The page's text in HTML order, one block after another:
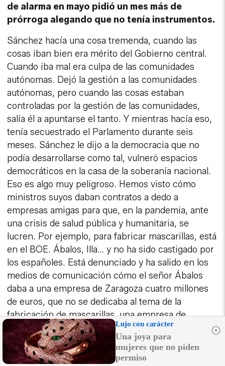
de alarma en mayo pidió un mes más de
prórroga alegando que no tenía instrumentos.
Sánchez hacía una cosa tremenda, cuando las
cosas iban bien era mérito del Gobierno central.
Cuando iba mal era culpa de las comunidades
autónomas. Dejó la gestión a las comunidades
autónomas, pero cuando las cosas estaban
controladas por la gestión de las comunidades,
salía él a apuntarse el tanto. Y mientras hacía eso,
tenía secuestrado el Parlamento durante seis
meses. Sánchez le dijo a la democracia que no
podía desarrollarse como tal, vulneró espacios
democráticos en la casa de la soberanía nacional.
Eso es algo muy peligroso. Hemos visto cómo
ministros suyos daban contratos a dedo a
empresas amigas para que, en la pandemia, ante
una crisis de salud pública y humanitaria, se
lucren. Por ejemplo, para fabricar mascarillas, está
en el BOE. Ábalos, Illa… y no ha sido castigado por
los españoles. Está denunciado y ha salido en los
medios de comunicación cómo el señor Ábalos
daba a una empresa de Zaragoza cuatro millones
de euros, que no se dedicaba al tema de la
fabricación de mascarillas, una empresa de
soluciones informáticas, o cómo el señor Illa hizo
un contrato a una empresa catalana de diseño
gráfico. Eso es un delito, tráfico de influencias
Lujo con carácter
Una joya para
mujeres que no piden
permiso